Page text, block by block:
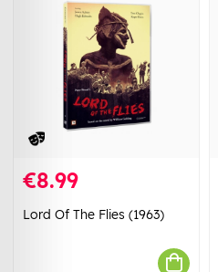
€8.99
Lord Of The Flies (1963)